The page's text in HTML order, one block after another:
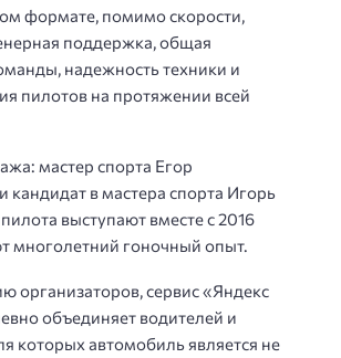
формате, помимо скорости,
поддержка, общая
надежность техники и
пилотов на протяжении всей
мастер спорта Егор
кандидат в мастера спорта Игорь
выступают вместе с 2016
многолетний гоночный опыт.
организаторов, сервис «Яндекс
объединяет водителей и
которых автомобиль является не